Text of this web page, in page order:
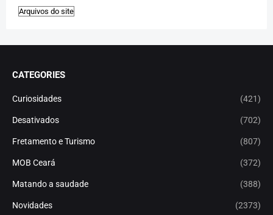
CATEGORIES
Curiosidades (421)
Desativados (702)
Fretamento e Turismo (807)
MOB Ceará (372)
Matando a saudade (388)
Novidades (2373)